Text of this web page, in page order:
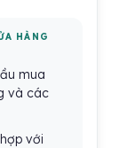
HÀNG
mua
và các
với